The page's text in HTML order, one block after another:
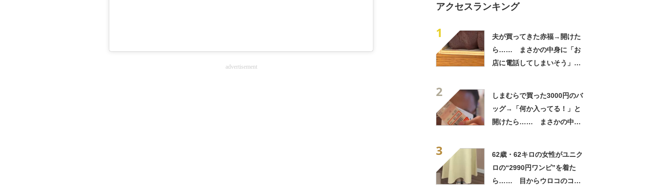
advertisement
アクセスランキング
1
夫が買ってきた赤福→開けた
ら…… まさかの中身に「お
店に電話してしまいそう」
2
しまむらで買った3000円のバ
ッグ→「何か入ってる！」と
開けたら…… まさかの中身
3
62歳・62キロの女性がユニク
ロの“2990円ワンピ”を着た
ら…… 目からウロコのコー